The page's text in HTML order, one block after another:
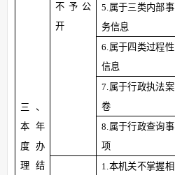
三、
本年
度办
理结
不予公
开
5. 属于三类内部事
务信息
6. 属于四类过程性
信息
7. 属于行政执法案
卷
8. 属于行政查询事
项
1. 本机关不掌握相